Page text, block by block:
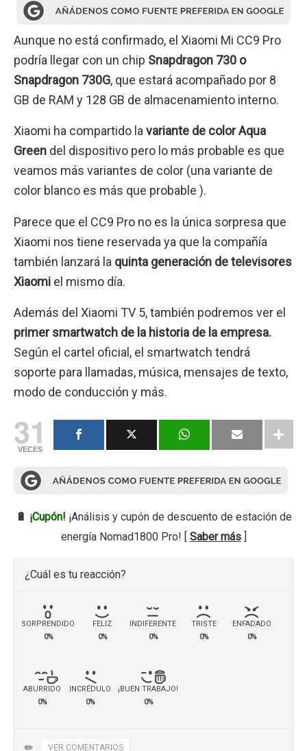
Aunque no está confirmado, el Xiaomi Mi CC9 Pro
podría llegar con un chip Snapdragon 730 o
Snapdragon 730G, que estará acompañado por 8
GB de RAM y 128 GB de almacenamiento interno.
Xiaomi ha compartido lavariante de color Aqua
Green del dispositivo pero lo más probable es que
veamos más variantes de color (una variante de
color blanco es más que probable ).
Parece que el CC9 Pro no es la única sorpresa que
Xiaomi nos tiene reservada ya que la compañía
también lanzará la quinta generación de televisores
Xiaomi el mismo día.
Además del Xiaomi TV 5, también podremos ver el
primer smartwatch de la historia de la empresa.
Según el cartel oficial, el smartwatch tendrá
soporte para llamadas, música, mensajes de texto,
modo de conducción y más.
31
VECES
🔋 ¡Cupón! ¡Análisis y cupón de descuento de estación de
energía Nomad1800 Pro! [ Saber más]
¿Cuál es tu reacción?
SORPRENDIDO
0%
FELIZ
0%
INDIFERENTE
0%
TRISTE
0%
ENFADADO
0%
ABURRIDO
0%
INCRÉDULO
0%
¡BUEN TRABAJO!
0%
✏️ VER COMENTARIOS